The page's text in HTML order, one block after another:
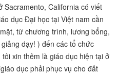
California có viết
dục Đại học tại Việt nam cần
từ chương trình, lương bổng,
dạy! ) đến các tổ chức
xin thêm là giáo dục hiện tại ở
dục phải phục vụ cho đất